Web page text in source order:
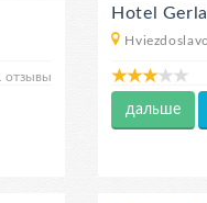
отзывы
Hotel
дальше